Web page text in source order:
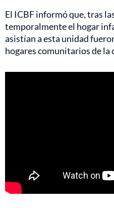
El ICBF informó que, tras
temporalmente el hogar
asistían a esta unidad
hogares comunitarios de la